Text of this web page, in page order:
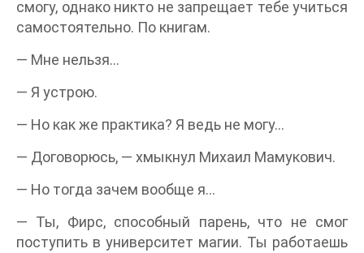
смогу, однако никто не запрещает тебе учиться
самостоятельно. По книгам.
— Мне нельзя…
— Я устрою.
— Но как же практика? Я ведь не могу…
— Договорюсь, — хмыкнул Михаил Мамукович.
— Но тогда зачем вообще я…
— Ты, Фирс, способный парень, что не смог
поступить в университет магии. Ты работаешь